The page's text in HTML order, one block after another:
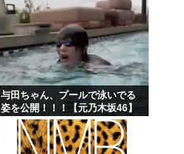
与田ちゃん、プールで泳いでる
姿を公開！！！【元乃木坂46】